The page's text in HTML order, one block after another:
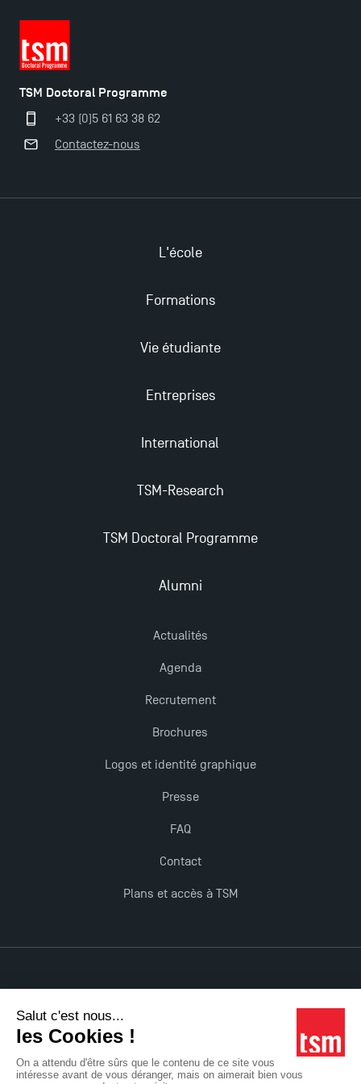
Derniers jours pour candidater aux formations
professionnelles en alternance à TSM !
Nouvelles formations à Toulouse School of
plus enrichissantes
TSM Doctoral Programme
+33 (0)5 61 63 38 62
Contactez-nous
L'école
Formations
Vie étudiante
Entreprises
International
TSM-Research
TSM Doctoral Programme
Alumni
Actualités
Agenda
Recrutement
Brochures
Logos et identité graphique
Presse
FAQ
Contact
Plans et accès à TSM
Accessibilité : non conforme